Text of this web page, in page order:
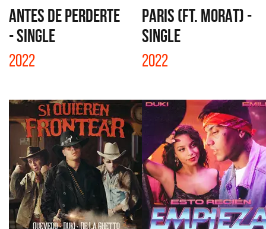
ANTES DE PERDERTE
- SINGLE
2022
PARIS (FT. MORAT) -
SINGLE
2022